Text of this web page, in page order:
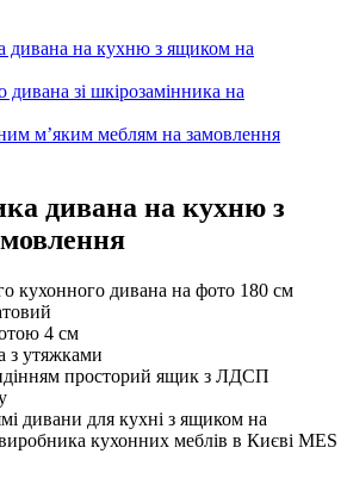
дивана на кухню з ящиком на
зі шкірозамінника на
м’яким меблям на замовлення
дивана на кухню з
кухонного дивана на фото 180 см
4 см
з утяжками
просторий ящик з ЛДСП
дивани для кухні з ящиком на
кухонних меблів в Києві MES